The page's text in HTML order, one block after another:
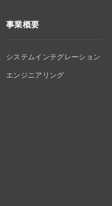
事業概要
システムインテグレーション
エンジニアリング